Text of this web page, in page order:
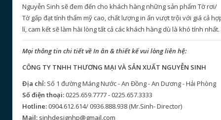
Nguyễn Sinh sẽ đem đến cho khách hàng những sản phẩm Tờ rơi/
Tờ gấp đạt tính thẩm mỹ cao, chất lượng in ấn vượt trội với giá cả
lí, cam kết sẽ làm hài lòng tất cả các khách hàng dù là khó tính nhất.
Mọi thông tin chi tiết về In ân & thiết kế vui lòng liên hệ:
CÔNG TY TNHH THƯƠNG MẠI VÀ SẢN XUẤT NGUYỄN SINH
Địa chỉ: Số 1 đường Máng Nước - An Đồng - An Dương - Hải Phòng
Số điện thoại:0225.659.7777 - 0225.657.3333
Hotline:0904.612.614/ 0936.888.938 (Mr.Sinh- Director)
Mail: sinhdesignhp@gmail.com